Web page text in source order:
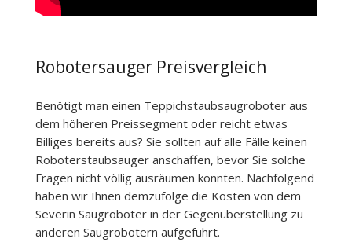
Robotersauger Preisvergleich
Benötigt man einen Teppichstaubsaugroboter aus
dem höheren Preissegment oder reicht etwas
Billiges bereits aus? Sie sollten auf alle Fälle keinen
Roboterstaubsauger anschaffen, bevor Sie solche
Fragen nicht völlig ausräumen konnten. Nachfolgend
haben wir Ihnen demzufolge die Kosten von dem
Severin Saugroboter in der Gegenüberstellung zu
anderen Saugrobotern aufgeführt.